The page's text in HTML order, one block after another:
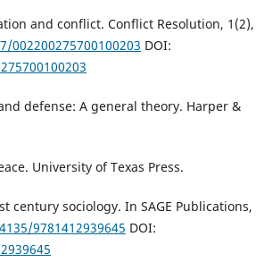
and conflict. Conflict Resolution, 1(2),
DOI:
defense: A general theory. Harper &
University of Texas Press.
century sociology. In SAGE Publications,
9781412939645 DOI: